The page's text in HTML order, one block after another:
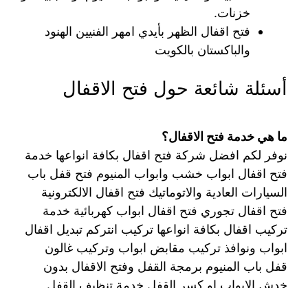
خزنات.
فتح اقفال الظهر بأيدي امهر الفنيين الهنود
والباكستان بالكويت
أسئلة شائعة حول فتح الاقفال
ما هي خدمة فتح الاقفال؟
نوفر لكم افضل شركة فتح اقفال بكافة انواعها خدمة
فتح اقفال ابواب خشب وابواب المنيوم فتح قفل باب
السيارات العادية والاتوماتيك فتح اقفال الالكترونية
فتح اقفال تجوري فتح اقفال ابواب كهربائية خدمة
تركيب اقفال بكافة انواعها تركيب انتركم تبديل اقفال
ابواب ونوافذ تركيب مقابض ابواب وتركيب غالون
قفل باب المنيوم برمجة القفل وفتح الاقفال بدون
خدش الابواب او كسر القفل خدمة تنظيف القفل